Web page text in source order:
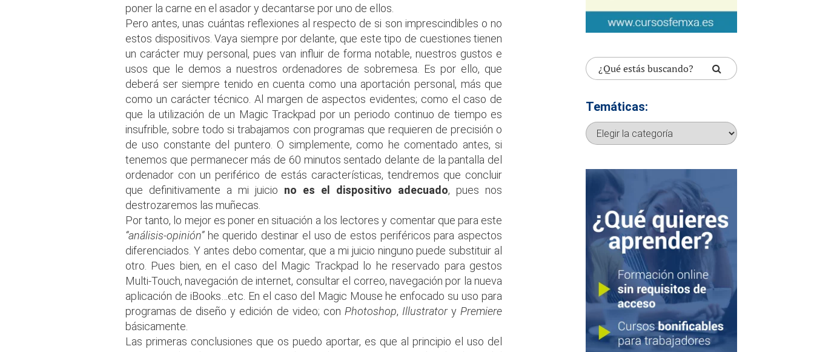
poner la carne en el asador y decantarse por uno de ellos.
Pero antes, unas cuántas reflexiones al respecto de si son imprescindibles o no
estos dispositivos. Vaya siempre por delante, que este tipo de cuestiones tienen
un carácter muy personal, pues van influir de forma notable, nuestros gustos e
usos que le demos a nuestros ordenadores de sobremesa. Es por ello, que
deberá ser siempre tenido en cuenta como una aportación personal, más que
como un carácter técnico. Al margen de aspectos evidentes; como el caso de
que la utilización de un Magic Trackpad por un periodo continuo de tiempo es
insufrible, sobre todo si trabajamos con programas que requieren de precisión o
de uso constante del puntero. O simplemente, como he comentado antes, si
tenemos que permanecer más de 60 minutos sentado delante de la pantalla del
ordenador con un periférico de estás características, tendremos que concluir
que definitivamente a mi juicio no es el dispositivo adecuado, pues nos
destrozaremos las muñecas.
Por tanto, lo mejor es poner en situación a los lectores y comentar que para este
“análisis-opinión” he querido destinar el uso de estos periféricos para aspectos
diferenciados. Y antes debo comentar, que a mi juicio ninguno puede substituir al
otro. Pues bien, en el caso del Magic Trackpad lo he reservado para gestos
Multi-Touch, navegación de internet, consultar el correo, navegación por la nueva
aplicación de iBooks…etc. En el caso del Magic Mouse he enfocado su uso para
programas de diseño y edición de video; con Photoshop, Illustratory Premiere
básicamente.
Las primeras conclusiones que os puedo aportar, es que al principio el uso del
Temáticas:
Temáticas: